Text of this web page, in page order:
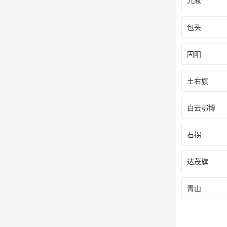
包头
固阳
土右旗
白云鄂博
石拐
达茂旗
青山